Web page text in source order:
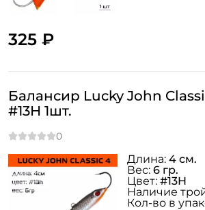
325 ₽
Балансир Lucky John
#13H 1шт.
Длина: 4 см.
Вес: 6 гр.
Цвет: #13H
Наличие
Кол-во в